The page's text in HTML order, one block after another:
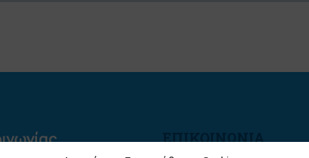
ΕΠΙΚΟΙΝΩΝΙΑ